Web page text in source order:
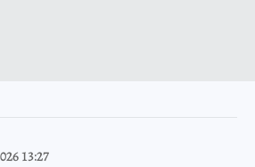
13:27